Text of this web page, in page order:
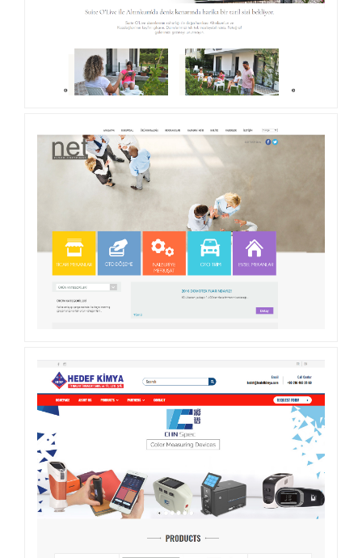
SUITE O’LIVE BUTIK OTEL WEB SITESI
NET FLOOR